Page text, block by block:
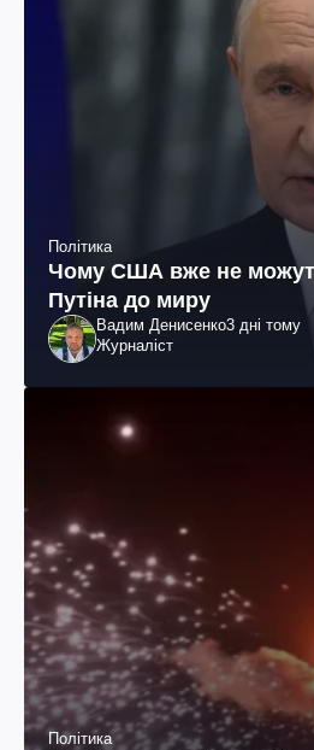
Політика
Чому США вже не
Путіна до миру
Вадим Денисенко3 дні тому
Журналіст
Політика